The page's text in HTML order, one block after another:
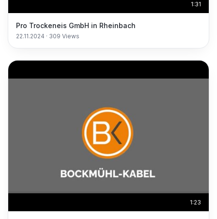
1:31
Pro Trockeneis GmbH in Rheinbach
22.11.2024 · 309 Views
1:23